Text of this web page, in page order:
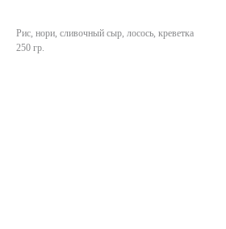
Рис, нори, сливочный сыр, лосось, креветка
250 гр.